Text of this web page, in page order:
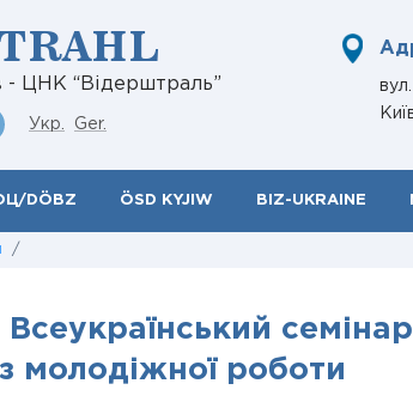
- ЦНК “Відерштраль”
Укр. Ger.
DÖBZ ÖSD KYJIW BIZ-UKRAINE
/
молодіжної роботи